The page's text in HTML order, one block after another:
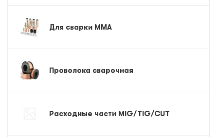
Для сварки MMA
Проволока сварочная
Расходные части MIG/TIG/CUT